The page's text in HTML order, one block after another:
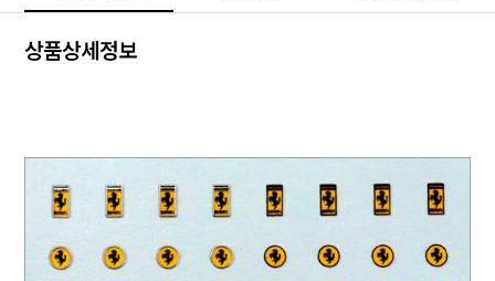
상품상세정보